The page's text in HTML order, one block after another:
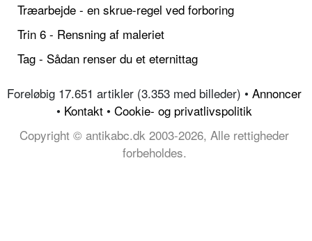
Træarbejde - en skrue-regel ved forboring
Trin 6 - Rensning af maleriet
Tag - Sådan renser du et eternittag
Foreløbig 17.651 artikler (3.353 med billeder) • Annoncer
• Kontakt • Cookie- og privatlivspolitik
Copyright © antikabc.dk 2003-2026, Alle rettigheder
forbeholdes.